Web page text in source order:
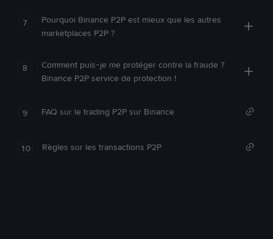
7
Pourquoi Binance P2P est mieux que les autres
marketplaces P2P ?
8
Comment puis-je me protéger contre la fraude ?
Binance P2P service de protection !
9 FAQ sur le trading P2P sur Binance
10 Règles sur les transactions P2P